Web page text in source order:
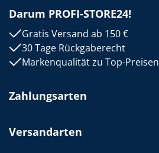
Darum PROFI-STORE24!
Gratis Versand ab 150 €
30 Tage Rückgaberecht
Markenqualität zu Top-Preisen
Zahlungsarten
Versandarten